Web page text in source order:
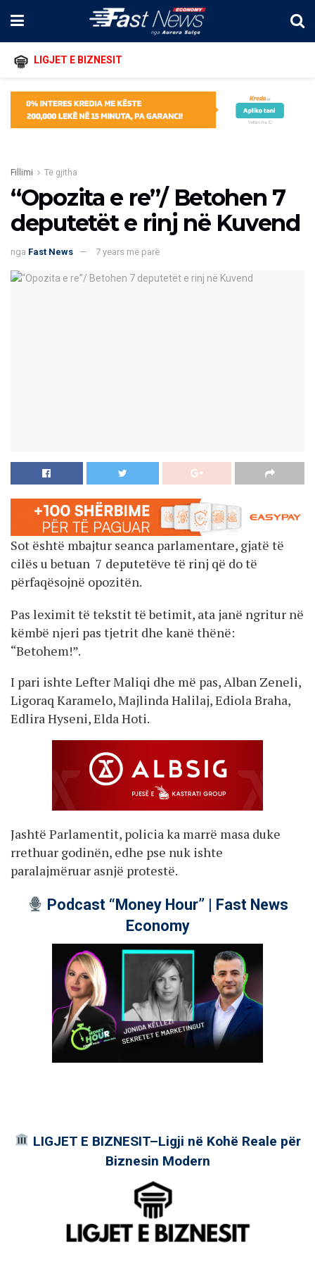
LIGJET E BIZNESIT
Fillimi Të gjitha
“Opozita e re”/ Betohen 7
deputetët e rinj në Kuvend
nga Fast News 7 years më parë
Sot është mbajtur seanca parlamentare, gjatë të
cilës u betuan 7 deputetëve të rinj që do të
përfaqësojnë opozitën.
Pas leximit të tekstit të betimit, ata janë ngritur në
këmbë njeri pas tjetrit dhe kanë thënë:
“Betohem!”.
I pari ishte Lefter Maliqi dhe më pas, Alban Zeneli,
Ligoraq Karamelo, Majlinda Halilaj, Ediola Braha,
Edlira Hyseni, Elda Hoti.
Jashtë Parlamentit, policia ka marrë masa duke
rrethuar godinën, edhe pse nuk ishte
paralajmëruar asnjë protestë.
Podcast “Money Hour” | Fast News
Economy
LIGJET E BIZNESIT–Ligji në Kohë Reale për
Biznesin Modern